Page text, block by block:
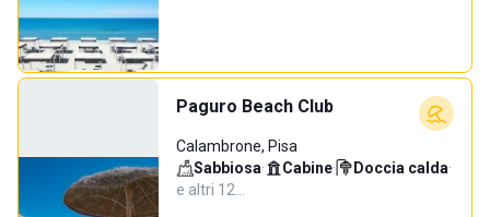
Paguro Beach Club
Calambrone, Pisa
Sabbiosa· Cabine· Doccia calda·
e altri 12…